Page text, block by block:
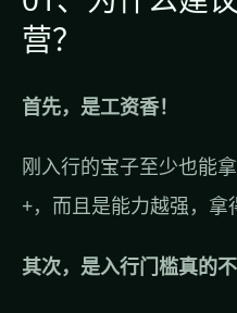
营？
首先，是工资香！
刚入行的宝子至少也能
+，而且是能力越强，拿
其次，是入行门槛真的不